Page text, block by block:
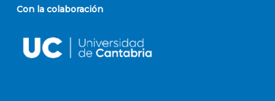
Con la colaboración